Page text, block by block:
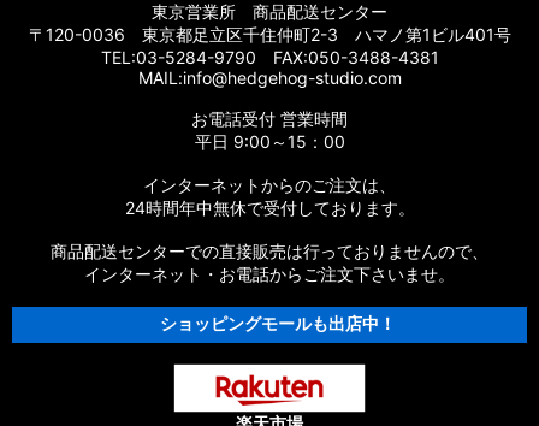
東京営業所 商品配送センター
〒120-0036 東京都足立区千住仲町2-3 ハマノ第1ビル401号
TEL:03-5284-9790 FAX:050-3488-4381
MAIL:info@hedgehog-studio.com
お電話受付 営業時間
平日 9:00～15：00
インターネットからのご注文は、
24時間年中無休で受付しております。
商品配送センターでの直接販売は行っておりませんので、
インターネット・お電話からご注文下さいませ。
ショッピングモールも出店中！